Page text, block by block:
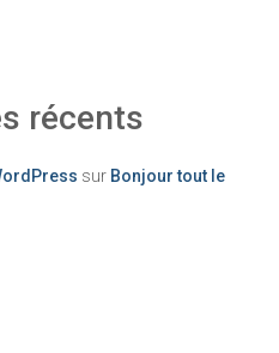
récents
sur Bonjour tout le